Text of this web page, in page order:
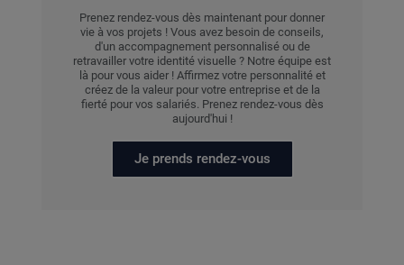
Prenez rendez-vous dès maintenant pour donner
vie à vos projets ! Vous avez besoin de conseils,
d'un accompagnement personnalisé ou de
retravailler votre identité visuelle ? Notre équipe est
là pour vous aider ! Affirmez votre personnalité et
créez de la valeur pour votre entreprise et de la
fierté pour vos salariés. Prenez rendez-vous dès
aujourd'hui !
Je prends rendez-vous